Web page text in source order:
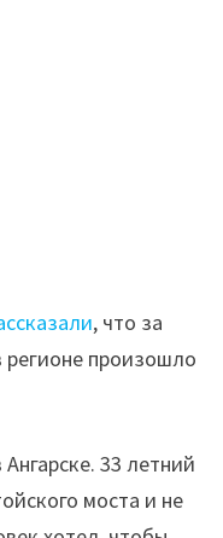
, что за
произошло
33 летний
моста и не